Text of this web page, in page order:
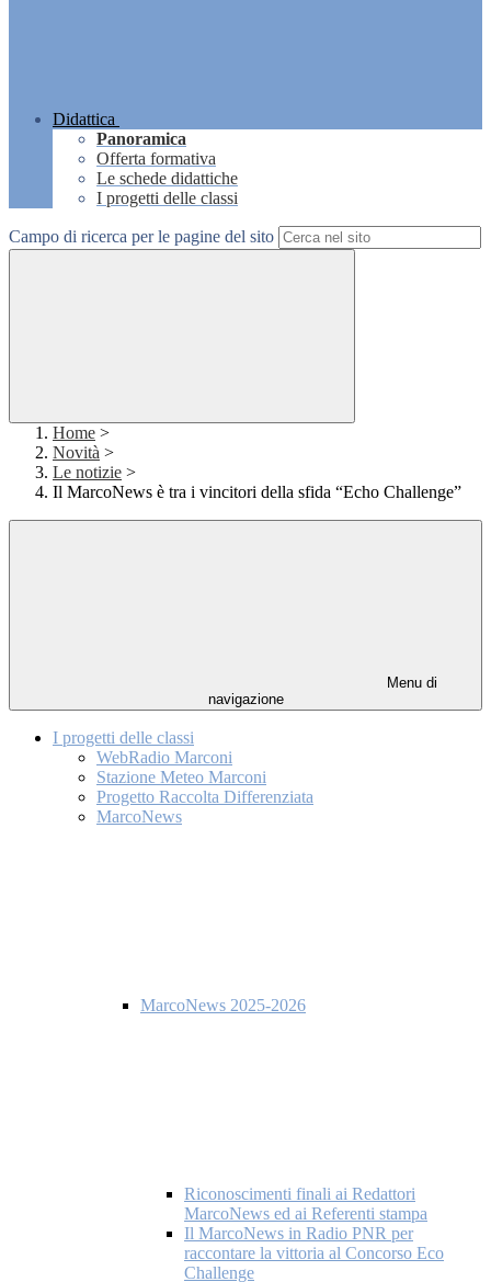
Didattica
Panoramica
Offerta formativa
Le schede didattiche
I progetti delle classi
Campo di ricerca per le pagine del sito
Home >
Novità >
Le notizie >
Il MarcoNews è tra i vincitori della sfida “Echo Challenge”
Menu di
navigazione
I progetti delle classi
WebRadio Marconi
Stazione Meteo Marconi
Progetto Raccolta Differenziata
MarcoNews
MarcoNews 2025-2026
Riconoscimenti finali ai Redattori
MarcoNews ed ai Referenti stampa
Il MarcoNews in Radio PNR per
raccontare la vittoria al Concorso Eco
Challenge